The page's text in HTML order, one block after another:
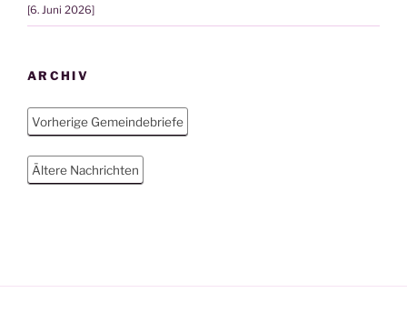
6. Juni 2026
ARCHIV
Vorherige Gemeindebriefe
Ältere Nachrichten